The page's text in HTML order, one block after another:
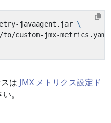
javaagent.jar
to/custom-jmx-
は JMX メトリクス設定ド
。